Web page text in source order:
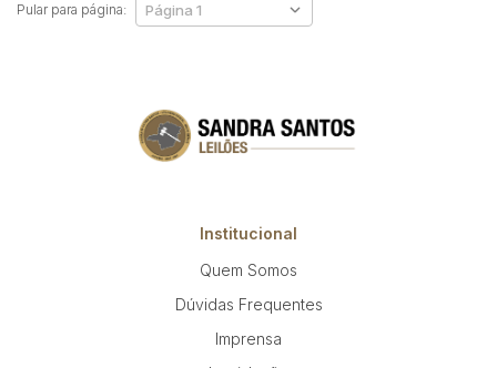
Pular para página:
Institucional
Quem Somos
Dúvidas Frequentes
Imprensa